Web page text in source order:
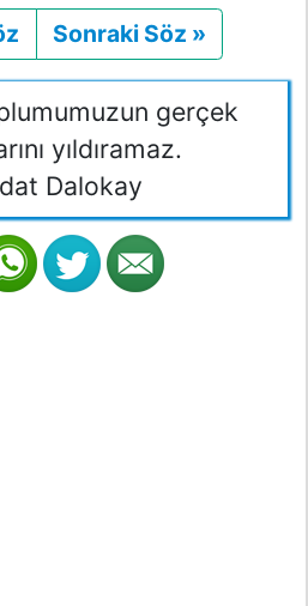
Önceki
Sonraki Söz »
gerçek
yıldıramaz.
Dalokay